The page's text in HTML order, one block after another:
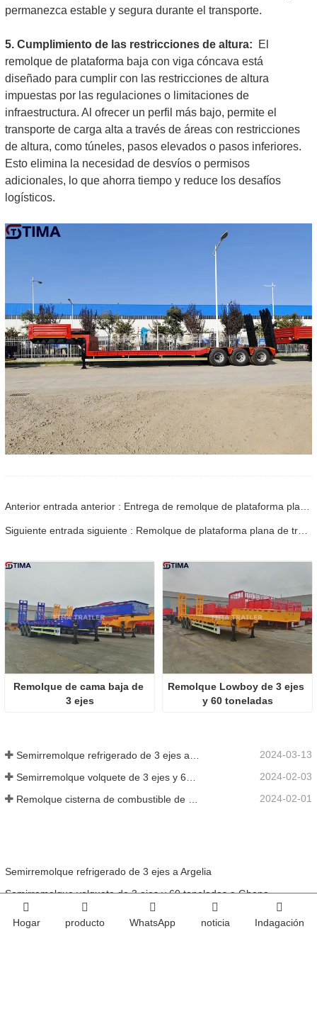
permanezca estable y segura durante el transporte.
5. Cumplimiento de las restricciones de altura:
El
remolque de plataforma baja con viga cóncava está
diseñado para cumplir con las restricciones de altura
impuestas por las regulaciones o limitaciones de
infraestructura. Al ofrecer un perfil más bajo, permite el
transporte de carga alta a través de áreas con restricciones
de altura, como túneles, pasos elevados o pasos inferiores.
Esto elimina la necesidad de desvíos o permisos
adicionales, lo que ahorra tiempo y reduce los desafíos
logísticos.
Remolque de cama baja de
3 ejes
Remolque Lowboy de 3 ejes
y 60 toneladas
2024-03-13
2024-02-03
Remolque cisterna de combustible de 3 ejes y 45000 litros a Senegal 2024-02-01
Semirremolque refrigerado de 3 ejes a Argelia
Semirremolque volquete de 3 ejes y 60 toneladas a Ghana
Hogar producto WhatsApp noticia Indagación